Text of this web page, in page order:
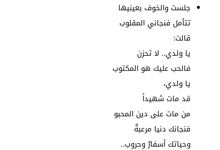
جلست والخوف بعينيها
تتأمل فنجاني المقلوب
قالت:
يا ولدي.. لا تحزن
فالحب عليك هو المكتوب
يا ولدي،
قد مات شهيداً
من مات على دين المحبو
فنجانك دنيا مرعبةٌ
وحياتك أسفارٌ وحروب..